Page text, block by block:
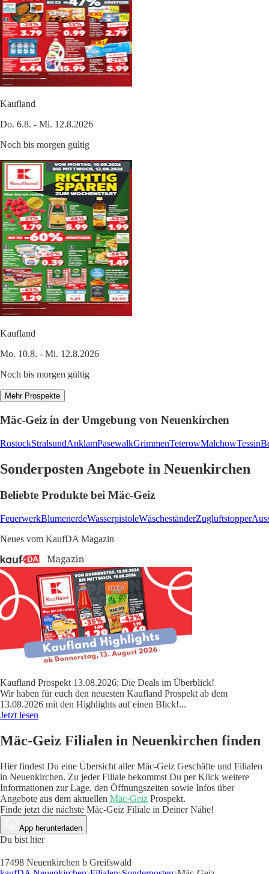
Kaufland
Do. 6.8. - Mi. 12.8.2026
Noch bis morgen gültig
Kaufland
Mo. 10.8. - Mi. 12.8.2026
Noch bis morgen gültig
Mehr Prospekte
Mäc-Geiz in der Umgebung von Neuenkirchen
RostockStralsundAnklamPasewalkGrimmenTeterowMalchowTessin
Sonderposten Angebote in Neuenkirchen
Beliebte Produkte bei Mäc-Geiz
FeuerwerkBlumenerdeWasserpistoleWäscheständerZugluftstopper
Neues vom KaufDA Magazin
Kaufland Prospekt 13.08.2026: Die Deals im Überblick!
Wir haben für euch den neuesten Kaufland Prospekt ab dem
13.08.2026 mit den Highlights auf einen Blick!...
Jetzt lesen
Mäc-Geiz Filialen in Neuenkirchen finden
Hier findest Du eine Übersicht aller Mäc-Geiz Geschäfte und Filialen
in Neuenkirchen. Zu jeder Filiale bekommst Du per Klick weitere
Informationen zur Lage, den Öffnungszeiten sowie Infos über
Angebote aus dem aktuellen Mäc-Geiz Prospekt.
Finde jetzt die nächste Mäc-Geiz Filiale in Deiner Nähe!
App herunterladen
Du bist hier
17498 Neuenkirchen b Greifswald